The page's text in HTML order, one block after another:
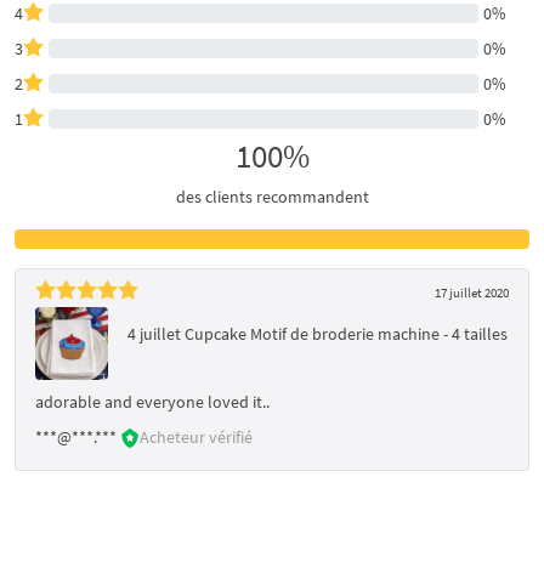
4
0%
3
0%
2
0%
1
0%
100%
des clients recommandent
17 juillet 2020
4 juillet Cupcake Motif de broderie machine - 4 tailles
adorable and everyone loved it..
***@***.***
Acheteur vérifié